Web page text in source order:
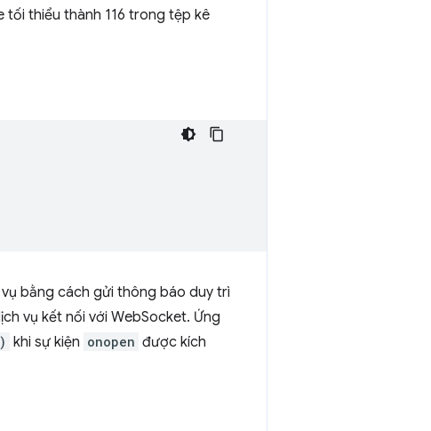
thiểu thành 116 trong tệp kê
bằng cách gửi thông báo duy trì
vụ kết nối với WebSocket. Ứng
khi sự kiện onopen được kích